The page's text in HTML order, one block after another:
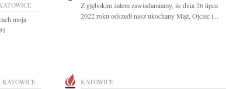
moja
Z głębokim żalem zawiadamiamy, że dnia 26 lipca
2022 roku odszedł nasz ukochany Mąż, Ojciec i...
KATOWICE KATOWICE